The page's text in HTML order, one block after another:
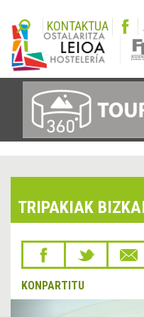
KONTAKTUA
TRIPAKIAK
KONPARTITU